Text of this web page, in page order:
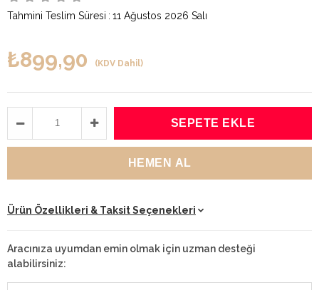
Tahmini Teslim Süresi : 11 Ağustos 2026 Salı
₺899,90 (KDV Dahil)
Ürün Özellikleri & Taksit Seçenekleri
Aracınıza uyumdan emin olmak için uzman desteği
alabilirsiniz: